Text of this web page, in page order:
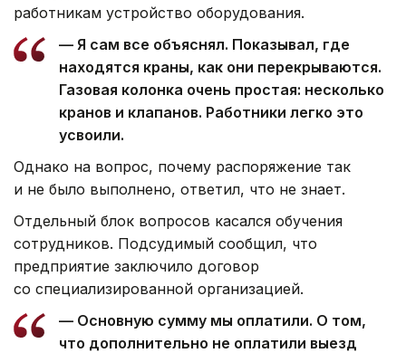
работникам устройство оборудования.
— Я сам все объяснял. Показывал, где
находятся краны, как они перекрываются.
Газовая колонка очень простая: несколько
кранов и клапанов. Работники легко это
усвоили.
Однако на вопрос, почему распоряжение так
и не было выполнено, ответил, что не знает.
Отдельный блок вопросов касался обучения
сотрудников. Подсудимый сообщил, что
предприятие заключило договор
со специализированной организацией.
— Основную сумму мы оплатили. О том,
что дополнительно не оплатили выезд